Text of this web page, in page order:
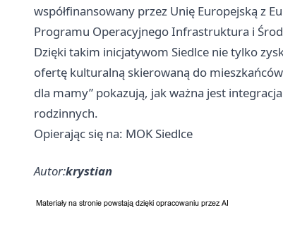
współfinansowany przez Unię Europejską z
Programu Operacyjnego Infrastruktura i
Dzięki takim inicjatywom Siedlce nie tylko
ofertę kulturalną skierowaną do
dla mamy” pokazują, jak ważna jest
rodzinnych.
Opierając się na: MOK Siedlce
Autor:krystian